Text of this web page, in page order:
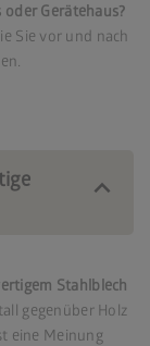
Gerätehaus?
Sie vor und nach
Stahlblech
gegenüber Holz
eine Meinung